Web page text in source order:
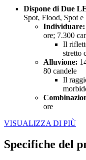
Dispone di Due
Spot, Flood, Spot e
Individuare:
ore; 7.300
Il
stretto
Alluvione:
80 candele
Il
ore
VISUALIZZA DI PIÙ
Specifiche del